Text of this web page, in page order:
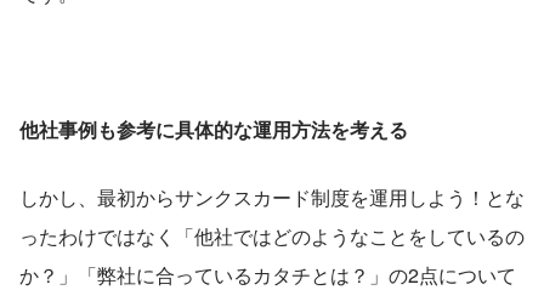
他社事例も参考に具体的な運用方法を考える
しかし、最初からサンクスカード制度を運用しよう！とな
ったわけではなく「他社ではどのようなことをしているの
か？」「弊社に合っているカタチとは？」の2点について